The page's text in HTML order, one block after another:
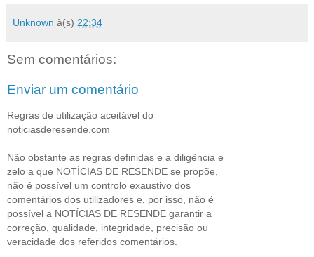
Unknown à(s) 22:34
Sem comentários:
Enviar um comentário
Regras de utilização aceitável do
noticiasderesende.com
Não obstante as regras definidas e a diligência e
zelo a que NOTÍCIAS DE RESENDE se propõe,
não é possível um controlo exaustivo dos
comentários dos utilizadores e, por isso, não é
possível a NOTÍCIAS DE RESENDE garantir a
correção, qualidade, integridade, precisão ou
veracidade dos referidos comentários.